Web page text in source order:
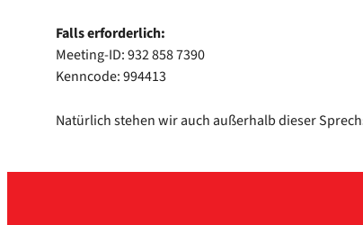
Falls erfor­der­lich:
Meeting-ID: 932 858 7390
Kenn­code: 994413
Natür­lich ste­hen wir auch außer­halb die­ser